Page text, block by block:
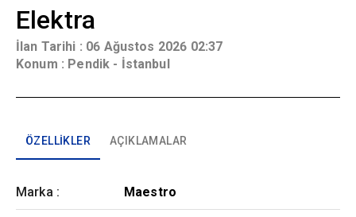
Elektra
İlan Tarihi : 06 Ağustos 2026 02:37
Konum : Pendik - İstanbul
ÖZELLIKLER AÇIKLAMALAR
Marka : Maestro